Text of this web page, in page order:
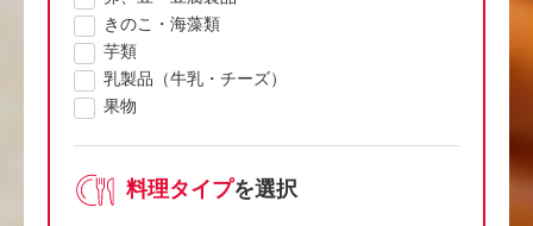
きのこ・海藻類
芋類
乳製品（牛乳・チーズ）
果物
料理タイプを選択